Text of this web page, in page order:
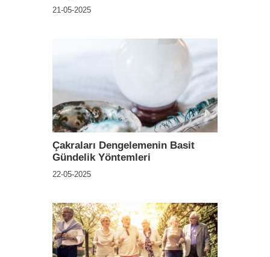
21-05-2025
Çakraları Dengelemenin Basit
Gündelik Yöntemleri
22-05-2025